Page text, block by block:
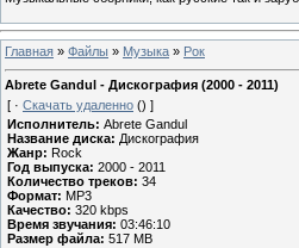
Главная » Файлы » Музыка » Рок
Abrete Gandul - Дискография (2000 - 2011)
[ · Скачать удаленно () ]
Исполнитель: Abrete Gandul
Название диска: Дискография
Жанр: Rock
Год выпуска: 2000 - 2011
Количество треков: 34
Формат: MP3
Качество: 320 kbps
Время звучания: 03:46:10
Размер файла: 517 MB